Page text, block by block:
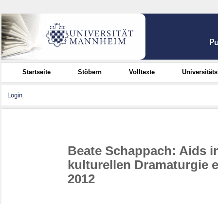
Startseite Stöbern Volltexte
Login
Beate Schappach: Aids
kulturellen Dramaturgie
2012